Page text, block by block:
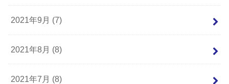
2021年9月 (7)
2021年8月 (8)
2021年7月 (8)